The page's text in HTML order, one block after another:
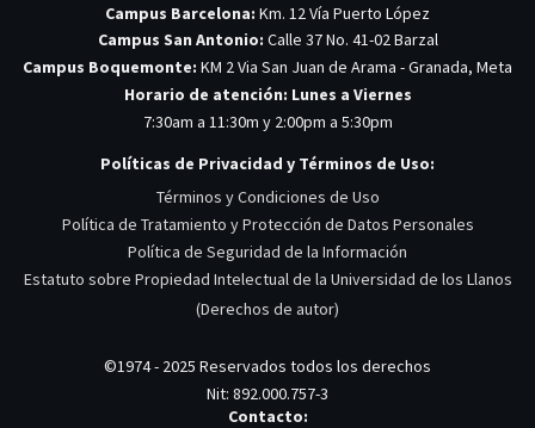
Campus Barcelona: Km. 12 Vía Puerto López
Campus San Antonio: Calle 37 No. 41-02 Barzal
Campus Boquemonte: KM 2 Via San Juan de Arama - Granada, Meta
Horario de atención: Lunes a Viernes
7:30am a 11:30m y 2:00pm a 5:30pm
Políticas de Privacidad y Términos de Uso:
Términos y Condiciones de Uso
Política de Tratamiento y Protección de Datos Personales
Política de Seguridad de la Información
Estatuto sobre Propiedad Intelectual de la Universidad de los Llanos
(Derechos de autor)
©1974 - 2025 Reservados todos los derechos
Nit: 892.000.757-3
Contacto: